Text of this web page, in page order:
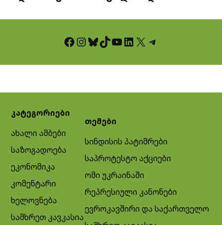
Facebook InstagramBluesky TikTok YouTube LinkedIn X Telegram
კატეგორიები
ახალი ამბები
საზოგადოება
ეკონომიკა
კომენტარი
ხელოვნება
სამხრეთ კავკასია
თემები
სინდისის პატიმრები
საპროტესტო აქციები
ომი უკრაინაში
რეპრესიული კანონები
ევროკავშირი და საქართველო